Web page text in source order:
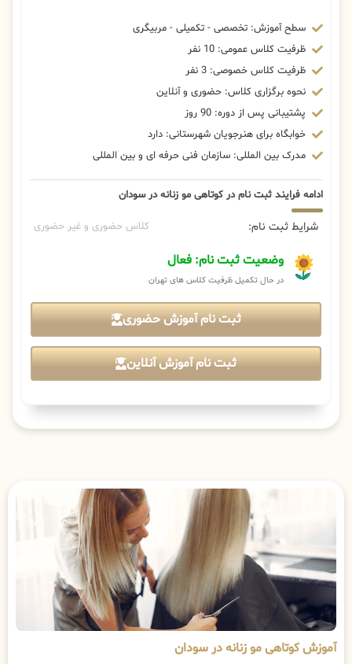
سطح آموزش: تخصصی - تکمیلی - مربیگری
ظرفیت کلاس عمومی: 10 نفر
ظرفیت کلاس خصوصی: 3 نفر
نحوه برگزاری کلاس: حضوری و آنلاین
پشتیبانی پس از دوره: 90 روز
خوابگاه برای هنرجویان شهرستانی: دارد
مدرک بین المللی: سازمان فنی حرفه ای و بین المللی
ادامه فرایند ثبت نام در کوتاهی مو زنانه در سودان
شرایط ثبت نام: کلاس حضوری و غیر حضوری
وضعیت ثبت نام: فعال
در حال تکمیل ظرفیت کلاس های تهران
ثبت نام آموزش حضوری
ثبت نام آموزش آنلاین
آموزش کوتاهی مو زنانه در سودان